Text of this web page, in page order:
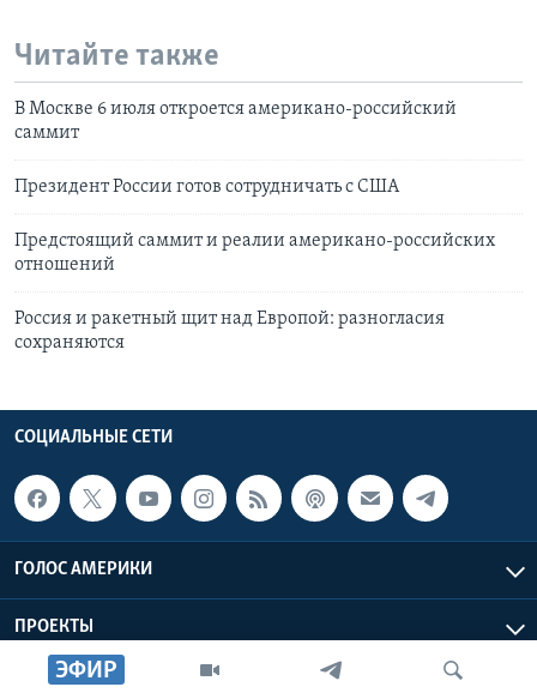
ЭФИР
Читайте также
В Москве 6 июля откроется американо-российский
саммит
Президент России готов сотрудничать с США
Предстоящий саммит и реалии американо-российских
отношений
Россия и ракетный щит над Европой: разногласия
сохраняются
СОЦИАЛЬНЫЕ СЕТИ
ГОЛОС АМЕРИКИ
ПРОЕКТЫ